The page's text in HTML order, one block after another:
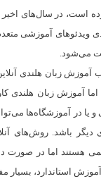
است، در سال‌های اخیر
ویدئوهای آموزشی
می‌شود.
آموزش زبان هلندی
اما آموزش زبان هلندی
در آموزشگاه‌ها
باشد. روش‌های
هستند اما در صورت
استاندارد، بسیار